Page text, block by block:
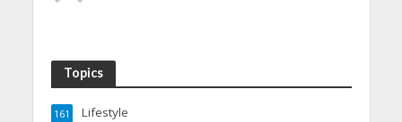
Topics
Lifestyle
161